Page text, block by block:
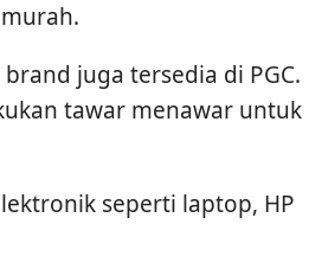
juga tersedia di PGC.
tawar menawar untuk
seperti laptop, HP